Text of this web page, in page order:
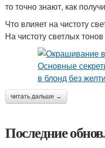
то точно знают, как
Что влияет на чистоту
На чистоту светлых
читать дальше →
Последние